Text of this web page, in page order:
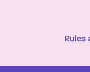
Rules